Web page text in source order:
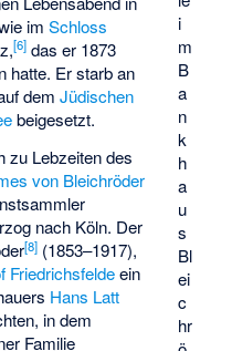
i
m
B
a
n
k
h
a
u
s
Bl
ei
c
hr
imSchloss
[6] das er 1873
hatte. Er starb an
demJüdischen
beigesetzt.
zu Lebzeiten des
von Bleichröder
nach Köln. Der
[8] (1853–1917),
Friedrichsfeldeein
Hans Latt
in dem
Familie